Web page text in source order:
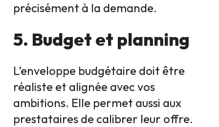
précisément à la demande.
5. Budget et planning
L’enveloppe budgétaire doit être
réaliste et alignée avec vos
ambitions. Elle permet aussi aux
prestataires de calibrer leur offre.